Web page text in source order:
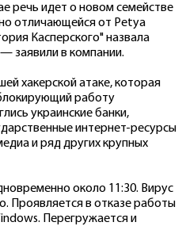
речь идет о новом семействе
отличающейся от Petya
Касперского" назвала
заявили в компании.
хакерской атаке, которая
работу
украинские банки,
интернет-ресурсы
и ряд других крупных
около 11:30. Вирус
Проявляется в отказе работы
Перегружается и